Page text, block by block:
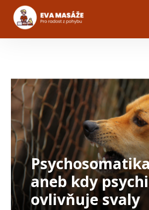
aneb kdy
ovlivňuje svaly